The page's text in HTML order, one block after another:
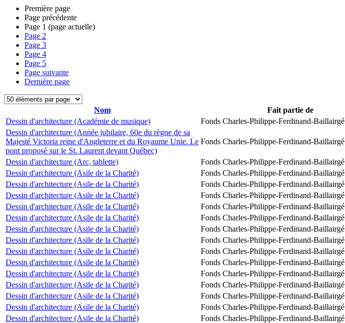
Première page
Page précédente
Page 1 (page actuelle)
Page 2
Page 3
Page 4
Page 5
Page suivante
Dernière page
Nom Fait partie de
Dessin d'architecture (Académie de musique)
Fonds Charles-Philippe-Ferdinand-Baillairgé
Dessin d'architecture (Année jubilaire, 60e du règne de sa
Majesté Victoria reine d'Angleterre et du Royaume Unie. Le
pont proposé sur le St. Laurent devant Québec)
Fonds Charles-Philippe-Ferdinand-Baillairgé
Dessin d'architecture (Arc, tablette) Fonds Charles-Philippe-Ferdinand-Baillairgé
Dessin d'architecture (Asile de la Charité)
Fonds Charles-Philippe-Ferdinand-Baillairgé
Dessin d'architecture (Asile de la Charité)
Fonds Charles-Philippe-Ferdinand-Baillairgé
Dessin d'architecture (Asile de la Charité)
Fonds Charles-Philippe-Ferdinand-Baillairgé
Dessin d'architecture (Asile de la Charité)
Fonds Charles-Philippe-Ferdinand-Baillairgé
Dessin d'architecture (Asile de la Charité)
Fonds Charles-Philippe-Ferdinand-Baillairgé
Dessin d'architecture (Asile de la Charité)
Fonds Charles-Philippe-Ferdinand-Baillairgé
Dessin d'architecture (Asile de la Charité)
Fonds Charles-Philippe-Ferdinand-Baillairgé
Dessin d'architecture (Asile de la Charité)
Fonds Charles-Philippe-Ferdinand-Baillairgé
Dessin d'architecture (Asile de la Charité)
Fonds Charles-Philippe-Ferdinand-Baillairgé
Dessin d'architecture (Asile de la Charité)
Fonds Charles-Philippe-Ferdinand-Baillairgé
Dessin d'architecture (Asile de la Charité)
Fonds Charles-Philippe-Ferdinand-Baillairgé
Dessin d'architecture (Asile de la Charité)
Fonds Charles-Philippe-Ferdinand-Baillairgé
Dessin d'architecture (Asile de la Charité)
Fonds Charles-Philippe-Ferdinand-Baillairgé
Dessin d'architecture (Asile de la Charité)
Fonds Charles-Philippe-Ferdinand-Baillairgé